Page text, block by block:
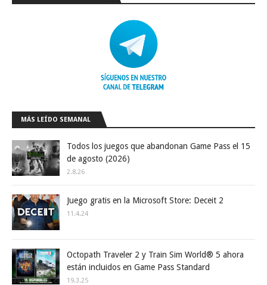
MÁS LEÍDO SEMANAL
Todos los juegos que abandonan Game Pass el 15
de agosto (2026)
2.8.26
Juego gratis en la Microsoft Store: Deceit 2
11.4.24
Octopath Traveler 2 y Train Sim World® 5 ahora
están incluidos en Game Pass Standard
19.3.25